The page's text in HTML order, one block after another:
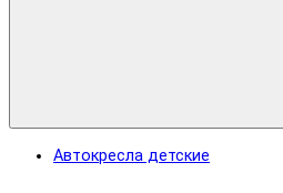
Автокресла детские